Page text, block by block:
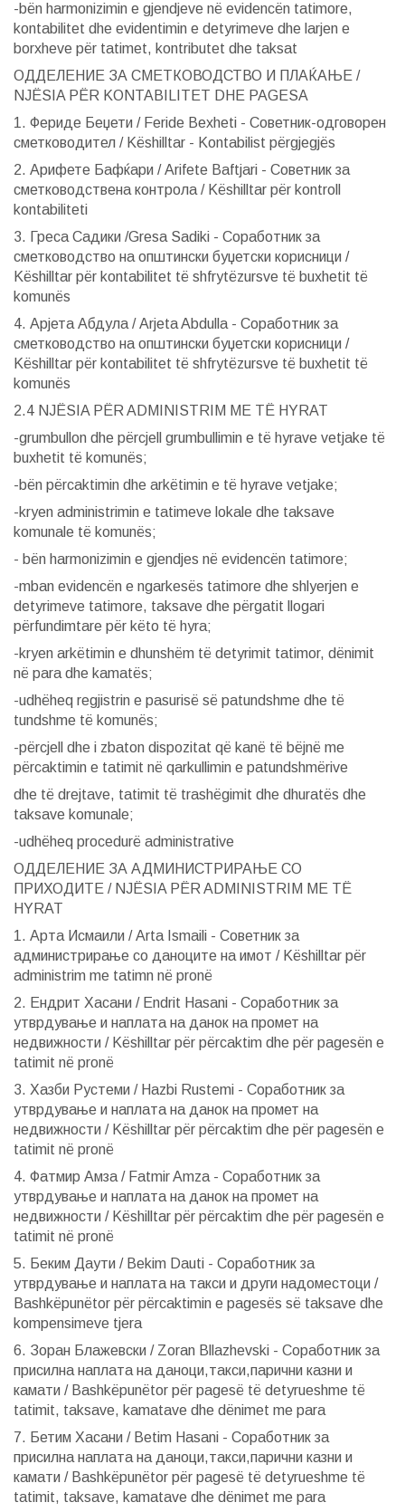
-bën harmonizimin e gjendjeve në evidencën tatimore,
kontabilitet dhe evidentimin e detyrimeve dhe larjen e
borxheve për tatimet, kontributet dhe taksat
ОДДЕЛЕНИЕ ЗА СМЕТКОВОДСТВО И ПЛАЌАЊЕ /
NJËSIA PËR KONTABILITET DHE PAGESA
1. Фериде Беџети / Feride Bexheti - Советник-одговорен
сметководител / Këshilltar - Kontabilist përgjegjës
2. Арифете Бафќари / Arifete Baftjari - Советник за
сметководствена контрола / Këshilltar për kontroll
kontabiliteti
3. Греса Садики /Gresa Sadiki - Соработник за
сметководство на општински буџетски корисници /
Këshilltar për kontabilitet të shfrytëzursve të buxhetit të
komunës
4. Арјета Абдула / Arjeta Abdulla - Соработник за
сметководство на општински буџетски корисници /
Këshilltar për kontabilitet të shfrytëzursve të buxhetit të
komunës
2.4 NJËSIA PËR ADMINISTRIM ME TË HYRAT
-grumbullon dhe përcjell grumbullimin e të hyrave vetjake të
buxhetit të komunës;
-bën përcaktimin dhe arkëtimin e të hyrave vetjake;
-kryen administrimin e tatimeve lokale dhe taksave
komunale të komunës;
- bën harmonizimin е gjendjes në evidencën tatimore;
-mban evidencën e ngarkesës tatimore dhe shlyerjen е
detyrimeve tatimore, taksave dhe përgatit llogari
përfundimtare për këto të hyra;
-kryen arkëtimin e dhunshëm të detyrimit tatimor, dënimit
në para dhe kamatës;
-udhëheq regjistrin e pasurisë së patundshme dhe të
tundshme të komunës;
-përcjell dhe i zbaton dispozitat që kanë të bëjnë me
përcaktimin e tatimit në qarkullimin e patundshmërive
dhe të drejtave, tatimit të trashëgimit dhe dhuratës dhe
taksave komunale;
-udhëheq procedurë administrative
ОДДЕЛЕНИЕ ЗА АДМИНИСТРИРАЊЕ СО
ПРИХОДИТЕ / NJËSIA PËR ADMINISTRIM ME TË
HYRAT
1. Арта Исмаили / Arta Ismaili - Советник за
администрирање со даноците на имот / Këshilltar për
administrim me tatimn në pronë
2. Ендрит Хасани / Endrit Hasani - Соработник за
утврдување и наплата на данок на промет на
недвижности / Këshilltar për përcaktim dhe për pagesën e
tatimit në pronë
3. Хазби Рустеми / Hazbi Rustemi - Соработник за
утврдување и наплата на данок на промет на
недвижности / Këshilltar për përcaktim dhe për pagesën e
tatimit në pronë
4. Фатмир Амза / Fatmir Amza - Соработник за
утврдување и наплата на данок на промет на
недвижности / Këshilltar për përcaktim dhe për pagesën e
tatimit në pronë
5. Беким Даути / Bekim Dauti - Соработник за
утврдување и наплата на такси и други надоместоци /
Bashkëpunëtor për përcaktimin e pagesës së taksave dhe
kompensimeve tjera
6. Зоран Блажевски / Zoran Bllazhevski - Соработник за
присилна наплата на даноци,такси,парични казни и
камати / Bashkëpunëtor për pagesë të detyrueshme të
tatimit, taksave, kamatave dhe dënimet me para
7. Бетим Хасани / Betim Hasani - Соработник за
присилна наплата на даноци,такси,парични казни и
камати / Bashkëpunëtor për pagesë të detyrueshme të
tatimit, taksave, kamatave dhe dënimet me para